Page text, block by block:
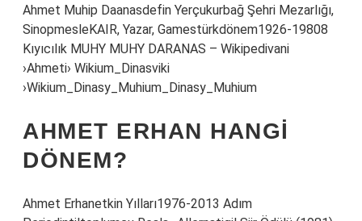
Ahmet Muhip Daanasdefin Yerçukurbağ Şehri Mezarlığı,
SinopmesleKAIR, Yazar, Gamestürkdönem1926-19808
Kıyıcılık MUHY MUHY DARANAS – Wikipedivani
›Ahmeti› Wikium_Dinasviki
›Wikium_Dinasy_Muhium_Dinasy_Muhium
AHMET ERHAN HANGI
DÖNEM?
Ahmet Erhanetkin Yılları1976-2013 Adım